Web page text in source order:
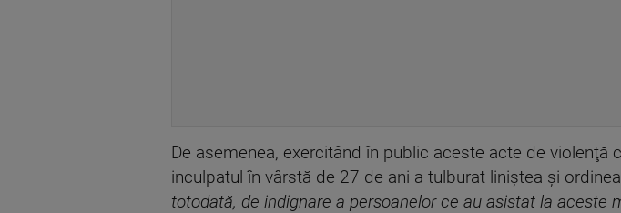
De asemenea, exercitând în public aceste acte de
inculpatul în vârstă de 27 de ani a tulburat liniştea şi
totodată, de indignare a persoanelor ce au asistat la aceste